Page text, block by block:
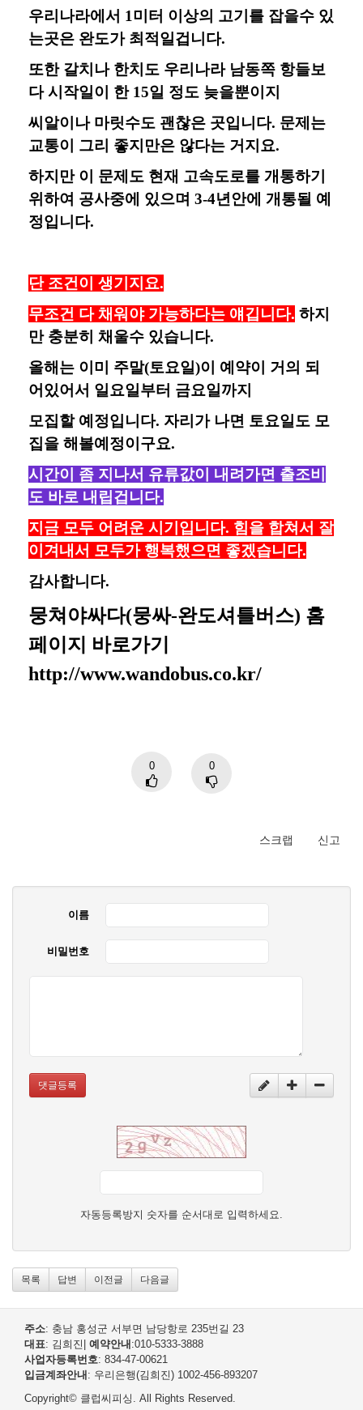
우리나라에서 1미터 이상의 고기를 잡을수 있
는곳은 완도가 최적일겁니다.
또한 갈치나 한치도 우리나라 남동쪽 항들보
다 시작일이 한 15일 정도 늦을뿐이지
씨알이나 마릿수도 괜찮은 곳입니다. 문제는
교통이 그리 좋지만은 않다는 거지요.
하지만 이 문제도 현재 고속도로를 개통하기
위하여 공사중에 있으며 3-4년안에 개통될 예
정입니다.
단 조건이 생기지요.
무조건 다 채워야 가능하다는 얘깁니다. 하지
만 충분히 채울수 있습니다.
올해는 이미 주말(토요일)이 예약이 거의 되
어있어서 일요일부터 금요일까지
모집할 예정입니다. 자리가 나면 토요일도 모
집을 해볼예정이구요.
시간이 좀 지나서 유류값이 내려가면 출조비
도 바로 내립겁니다.
지금 모두 어려운 시기입니다. 힘을 합쳐서 잘
이겨내서 모두가 행복했으면 좋겠습니다.
감사합니다.
뭉쳐야싸다(뭉싸-완도셔틀버스) 홈
페이지 바로가기
http://www.wandobus.co.kr/
0 0
스크랩 신고
이름
비밀번호
댓글등록
자동등록방지 숫자를 순서대로 입력하세요.
목록 답변 이전글 다음글
주소: 충남 홍성군 서부면 남당항로 235번길 23
대표: 김희진 예약안내 :010-5333-3888
사업자등록번호: 834-47-00621
입금계좌안내 : 우리은행(김희진) 1002-456-893207
Copyright© 클럽씨피싱. All Rights Reserved.